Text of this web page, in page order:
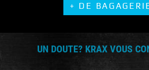
+ DE
UN DOUTE? KRAX VOUS